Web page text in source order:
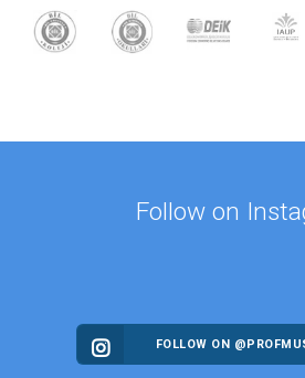
Follow on
FOLLOW ON